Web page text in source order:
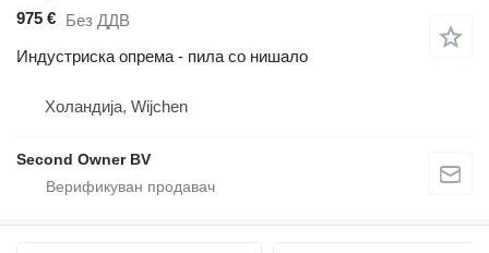
975 € Без ДДВ
Индустриска опрема - пила со нишало
Холандија, Wijchen
Second Owner BV